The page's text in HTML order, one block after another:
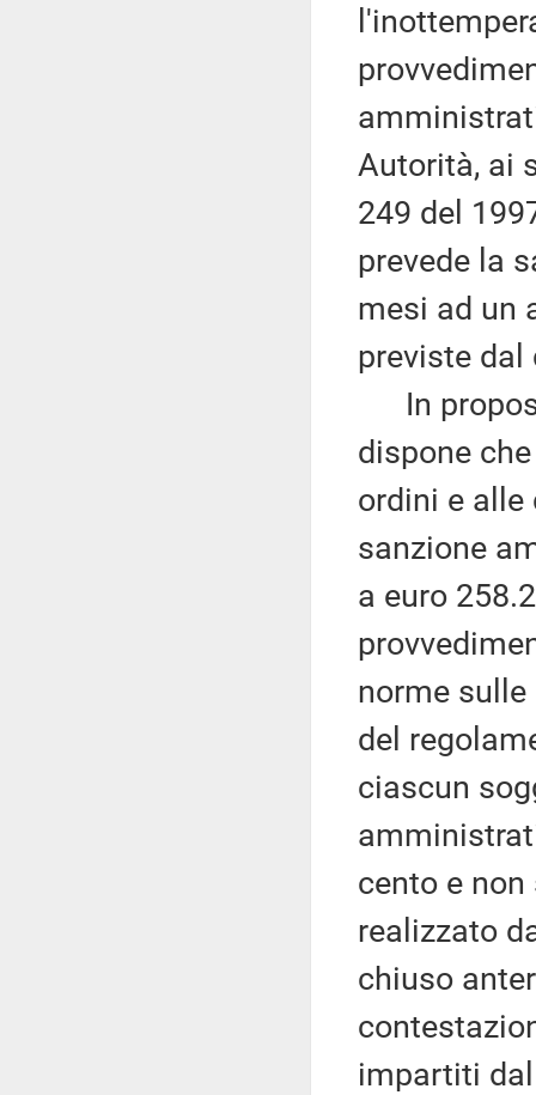
Autorità, ai
249 del
prevede la
mesi ad un
previste dal
In
dispone
ordini e
sanzione
a euro
norme
del
ciascun
cento e
realizzato
chiuso
impartiti